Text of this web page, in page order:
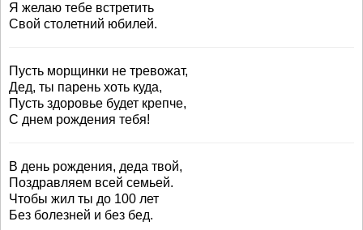
Я желаю тебе встретить
Свой столетний юбилей.
Пусть морщинки не тревожат,
Дед, ты парень хоть куда,
Пусть здоровье будет крепче,
С днем рождения тебя!
В день рождения, деда твой,
Поздравляем всей семьей.
Чтобы жил ты до 100 лет
Без болезней и без бед.